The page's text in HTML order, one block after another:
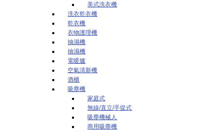
美式洗衣機
洗衣乾衣機
乾衣機
衣物護理機
抽濕機
抽濕機
電暖爐
空氣清新機
酒櫃
吸塵機
家庭式
無線/直立/手提式
吸塵機械人
商用吸塵機